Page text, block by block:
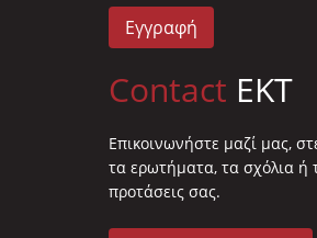
Εγγραφή
Contact EKT
Επικοινωνήστε μαζί μας,
τα ερωτήματα, τα σχόλια ή
προτάσεις σας.